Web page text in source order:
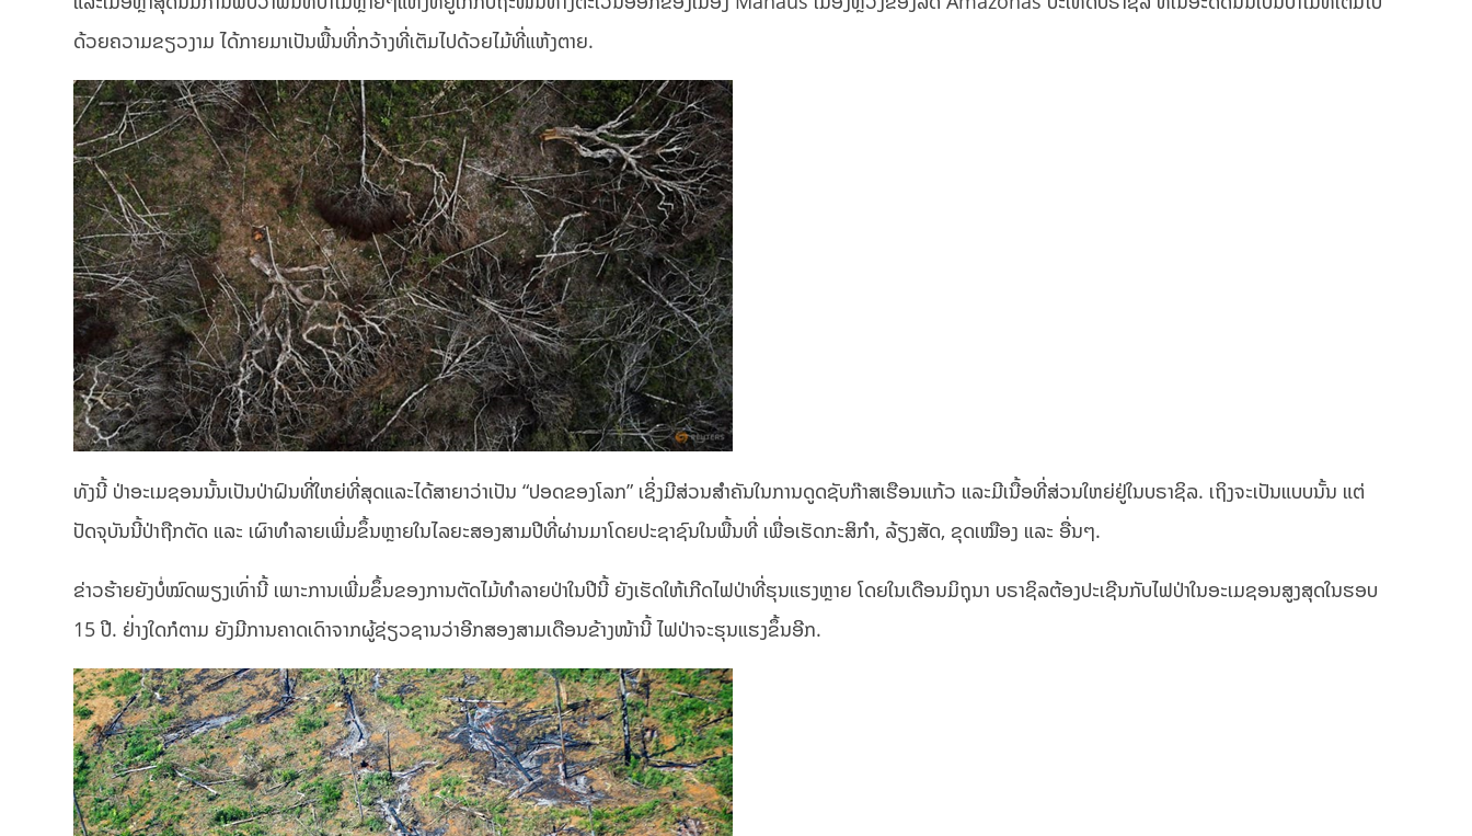
ດ້ວຍຄວາມຂຽວງາມ ໄດ້ກາຍມາເປັນພື້ນທີ່ກວ້າງທີ່ເຕັມໄປດ້ວຍໄມ້ທີ່ແຫ້ງຕາຍ.
ທັງນີ້ ປ່າອະເມຊອນນັ້ນເປັນປ່າຝົນທີ່ໃຫຍ່ທີ່ສຸດແລະໄດ້ສາຍາວ່າເປັນ “ປອດຂອງໂລກ” ເຊິ່ງມີສ່ວນສໍາຄັນໃນການດູດຊັບກ໊າສເຮືອນແກ້ວ ແລະມີເນື້ອທີ່ສ່ວນໃຫຍ່ຢູ່ໃນບຣາຊິລ. ເຖິງຈະເປັນແບບນັ້ນ ແຕ່
ປັດຈຸບັນນີ້ປ່າຖືກຕັດ ແລະ ເຜົາທໍາລາຍເພີ່ມຂຶ້ນຫຼາຍໃນໄລຍະສອງສາມປີທີ່ຜ່ານມາໂດຍປະຊາຊົນໃນພື້ນທີ່ ເພື່ອເຮັດກະສິກໍາ, ລ້ຽງສັດ, ຂຸດເໝືອງ ແລະ ອື່ນໆ.
ຂ່າວຮ້າຍຍັງບໍ່ໝົດພຽງເທົ່ານີ້ ເພາະການເພີ່ມຂຶ້ນຂອງການຕັດໄມ້ທຳລາຍປ່າໃນປີນີ້ ຍັງເຮັດໃຫ້ເກີດໄຟປ່າທີ່ຮຸນແຮງຫຼາຍ ໂດຍໃນເດືອນມິຖຸນາ ບຣາຊິລຕ້ອງປະເຊີນກັບໄຟປ່າໃນອະເມຊອນສູງສຸດໃນຮອບ
15 ປີ. ຢ່່າງໃດກໍຕາມ ຍັງມີການຄາດເດົາຈາກຜູ້ຊ່ຽວຊານວ່າອີກສອງສາມເດືອນຂ້າງໜ້ານີ້ ໄຟປ່າຈະຮຸນແຮງຂຶ້ນອີກ.